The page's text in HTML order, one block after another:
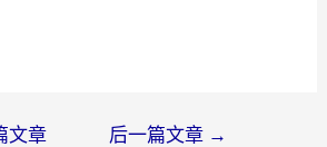
文章 后一篇文章 →